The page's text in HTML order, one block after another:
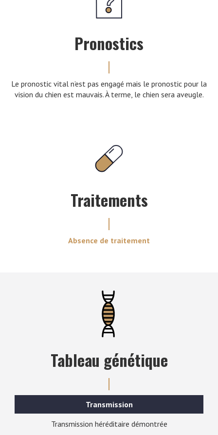
Pronostics
Le pronostic vital n’est pas engagé mais le pronostic pour la
vision du chien est mauvais. À terme, le chien sera aveugle.
Traitements
Absence de traitement
Tableau génétique
Transmission
Transmission héréditaire démontrée